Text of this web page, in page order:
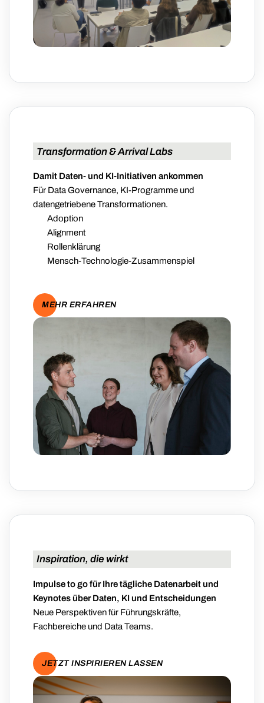
Transformation & Arrival Labs
Damit Daten- und KI-Initiativen ankommen
Für Data Governance, KI-Programme und
datengetriebene Transformationen.
Adoption
Alignment
Rollenklärung
Mensch-Technologie-Zusammenspiel
MEHR ERFAHREN
Inspiration, die wirkt
Impulse to go für Ihre tägliche Datenarbeit und
Keynotes über Daten, KI und Entscheidungen
Neue Perspektiven für Führungskräfte,
Fachbereiche und Data Teams.
JETZT INSPIRIEREN LASSEN